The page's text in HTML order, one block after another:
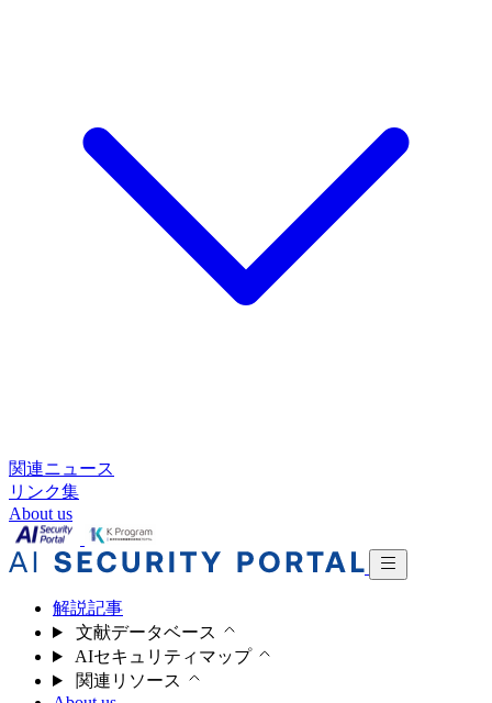
関連ニュース
リンク集
About us
解説記事
文献データベース
AIセキュリティマップ
関連リソース